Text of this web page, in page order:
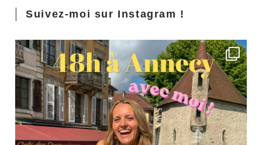
Suivez-moi sur Instagram !